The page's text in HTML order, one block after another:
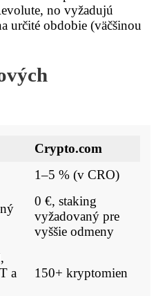
no vyžadujú
určité obdobie (väčšinou
Crypto.com
1–5 % (v CRO)
0 €, staking
vyžadovaný pre
vyššie odmeny
a
150+ kryptomien